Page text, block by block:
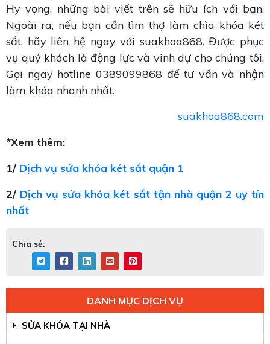
Hy vọng, những bài viết trên sẽ hữu ích với bạn.
Ngoài ra, nếu bạn cần tìm thợ làm chìa khóa két
sắt, hãy liên hệ ngay với suakhoa868. Được phục
vụ quý khách là động lực và vinh dự cho chúng tôi.
Gọi ngay hotline 0389099868 để tư vấn và nhận
làm khóa nhanh nhất.
suakhoa868.com
*Xem thêm:
1/ Dịch vụ sửa khóa két sắt quận 1
2/ Dịch vụ sửa khóa két sắt tận nhà quận 2 uy tín
nhất
Chia sẻ:
DANH MỤC DỊCH VỤ
SỬA KHÓA TẠI NHÀ